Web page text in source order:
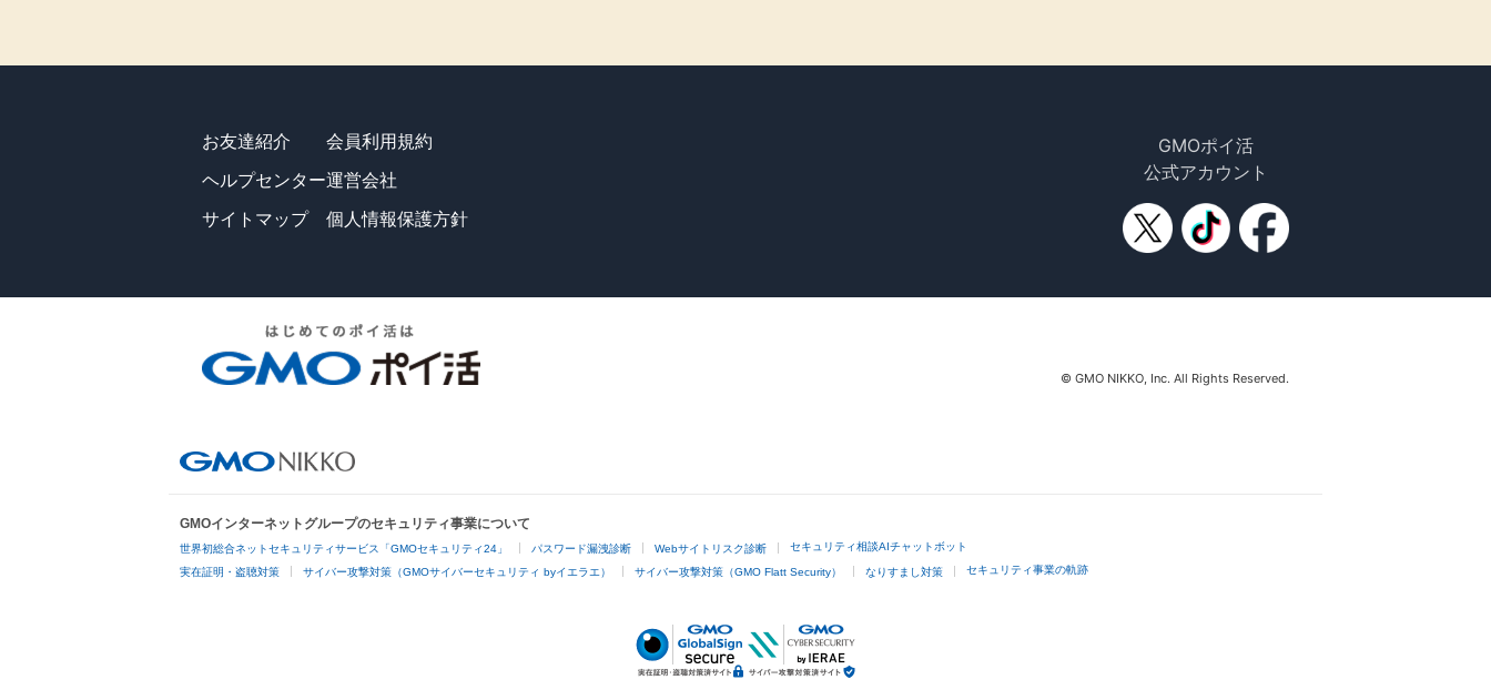
お友達紹介
ヘルプセンター
サイトマップ
会員利用規約
運営会社
個人情報保護方針
GMOポイ活
公式アカウント
© GMO NIKKO, Inc. All Rights Reserved.
GMOインターネットグループのセキュリティ事業について
世界初総合ネットセキュリティサービス「GMOセキュリティ24」 パスワード漏洩診断 Webサイトリスク診断 セキュリティ相談AIチャットボット
実在証明・盗聴対策 サイバー攻撃対策（GMOサイバーセキュリティ byイエラエ） サイバー攻撃対策（GMO Flatt Security） なりすまし対策 セキュリティ事業の軌跡